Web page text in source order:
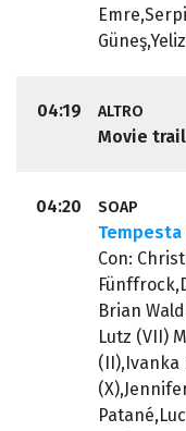
04:19 ALTRO
Movie
04:20 SOAP
Con:
Brian
Lutz (VII)
(II),Ivanka